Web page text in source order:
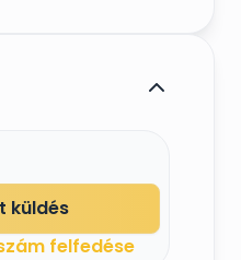
küldés
felfedése